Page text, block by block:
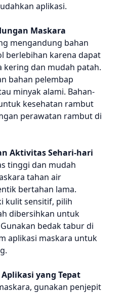
aplikasi.
Maskara
mengandung bahan
berlebihan karena dapat
kering dan mudah patah.
bahan pelembap
minyak alami. Bahan-
kesehatan rambut
perawatan rambut di
Aktivitas Sehari-hari
tinggi dan mudah
tahan air
bertahan lama.
kulit sensitif, pilih
dibersihkan untuk
bedak tabur di
aplikasi maskara untuk
yang Tepat
gunakan penjepit